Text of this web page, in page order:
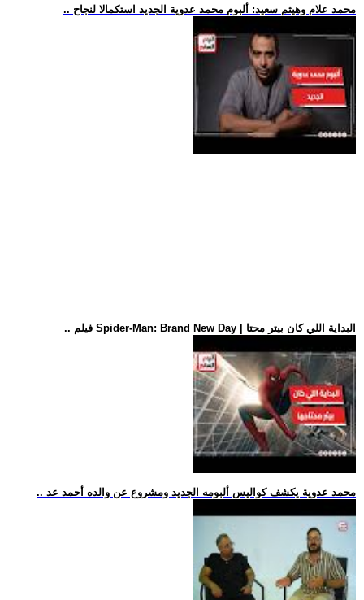
.. محمد علام وهيثم سعيد: ألبوم محمد عدوية الجديد استكمالا لنجاح
.. فيلم Spider-Man: Brand New Day | البداية اللي كان بيتر محتا
.. محمد عدوية يكشف كواليس ألبومه الجديد ومشروع عن والده أحمد عد